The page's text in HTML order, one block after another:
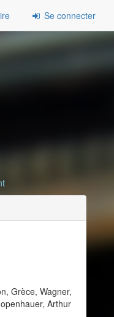
Se connecter
Grèce, Wagner,
Arthur